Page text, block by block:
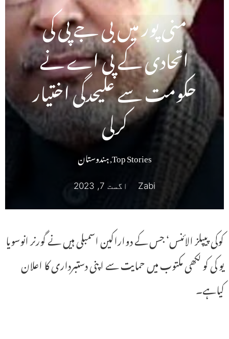
منی پور میں بی جے پی کی
اتحادی کے پی اے نے
حکومت سے علیحدگی اختیار
کرلی
Top Stories
,ہندوستان
Zabi اگست 7, 2023
کوکی پیپلز الائنس‘ جس کے دواراکین اسمبلی ہیں نے گورنر انوسویا
یو کی کو لکھی مکتوب میں حمایت سے اپنی دستبرداری کا اعلان
کیاہے۔